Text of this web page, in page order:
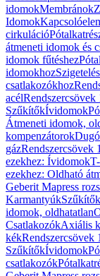
idomokMembránok
Idomok
cirkuláció
átmeneti idomok és
idomok fűtéshez
idomokhoz
csatlakozókhoz
acélRendszercsövek
SzűkítőkÍvidomok
Átmeneti idomok,
kompenzátorok
gázRendszercsövek
ezekhez: Ívidomok
ezekhez: Oldható
Geberit Mapress
KarmantyúkSzűkítők
idomok, oldhatatlan
CsatlakozókAxiális
kékRendszercsövek
SzűkítőkÍvidomok
csatlakozók